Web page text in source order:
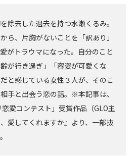
除去した過去を持つ水瀬くるみ。
ら、片胸がないことを「訳あり」
がトラウマになった。自分のこと
が行き過ぎ」「容姿が可愛くな
と感じている女性３人が、そのこ
手と出会う恋の話。※本記事は、
愛コンテスト」受賞作品（GLO主
愛してくれますか』より、一部抜